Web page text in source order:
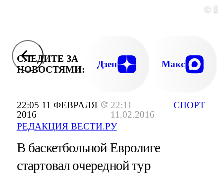
22:05 11 ФЕВРАЛЯ
2016
22:11
11.02.2016
РЕДАКЦИЯ ВЕСТИ.РУ
СПОРТ
©
СЛЕДИТЕ ЗА
НОВОСТЯМИ:
Дзен Макс
В баскетбольной Евролиге
стартовал очередной тур